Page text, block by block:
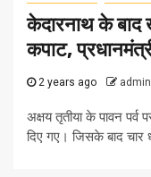
केदारनाथ के बाद
कपाट,
2 years ago admin
अक्षय तृतीया के पावन
दिए गए। जिसके बाद चार